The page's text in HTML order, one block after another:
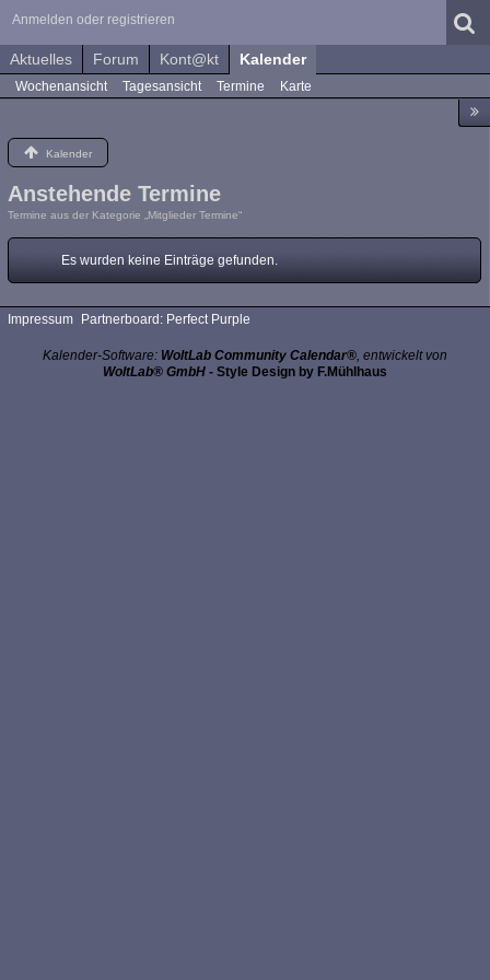
Anmelden oder registrieren
Aktuelles Forum Kont@kt Kalender
Wochenansicht Tagesansicht Termine Karte
Kalender
Anstehende Termine
Termine aus der Kategorie „Mitglieder Termine“
Es wurden keine Einträge gefunden.
Impressum Partnerboard: Perfect Purple
Kalender-Software: WoltLab Community Calendar®, entwickelt von
WoltLab® GmbH